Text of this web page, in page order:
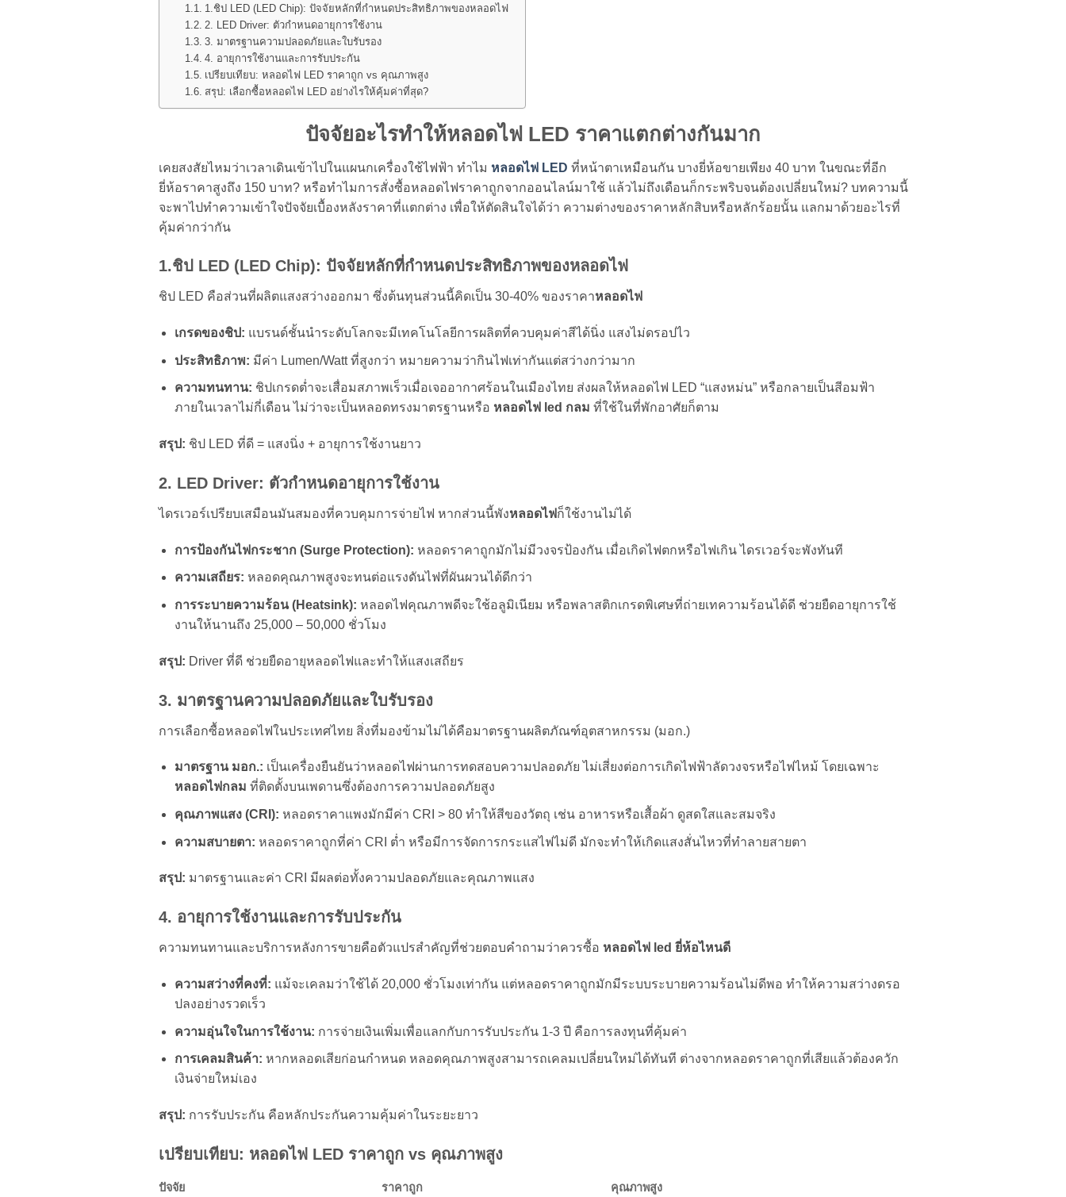
1.ชิป LED (LED Chip): ปัจจัยหลักที่กำหนดประสิทธิภาพของหลอดไฟ
2. LED Driver: ตัวกำหนดอายุการใช้งาน
3. มาตรฐานความปลอดภัยและใบรับรอง
4. อายุการใช้งานและการรับประกัน
เปรียบเทียบ: หลอดไฟ LED ราคาถูก vs คุณภาพสูง
สรุป: เลือกซื้อหลอดไฟ LED อย่างไรให้คุ้มค่าที่สุด?
ปัจจัยอะไรทำให้หลอดไฟ LED ราคาแตกต่างกันมาก
เคยสงสัยไหมว่าเวลาเดินเข้าไปในแผนกเครื่องใช้ไฟฟ้า ทำไม หลอดไฟ LED ที่หน้าตาเหมือนกัน บางยี่ห้อขายเพียง 40 บาท ในขณะที่อีก
ยี่ห้อราคาสูงถึง 150 บาท? หรือทำไมการสั่งซื้อหลอดไฟราคาถูกจากออนไลน์มาใช้ แล้วไม่ถึงเดือนก็กระพริบจนต้องเปลี่ยนใหม่? บทความนี้
จะพาไปทำความเข้าใจปัจจัยเบื้องหลังราคาที่แตกต่าง เพื่อให้ตัดสินใจได้ว่า ความต่างของราคาหลักสิบหรือหลักร้อยนั้น แลกมาด้วยอะไรที่
คุ้มค่ากว่ากัน
1.ชิป LED (LED Chip): ปัจจัยหลักที่กำหนดประสิทธิภาพของหลอดไฟ
ชิป LED คือส่วนที่ผลิตแสงสว่างออกมา ซึ่งต้นทุนส่วนนี้คิดเป็น 30-40% ของราคาหลอดไฟ
เกรดของชิป: แบรนด์ชั้นนำระดับโลกจะมีเทคโนโลยีการผลิตที่ควบคุมค่าสีได้นิ่ง แสงไม่ดรอปไว
ประสิทธิภาพ: มีค่า Lumen/Watt ที่สูงกว่า หมายความว่ากินไฟเท่ากันแต่สว่างกว่ามาก
ความทนทาน: ชิปเกรดต่ำจะเสื่อมสภาพเร็วเมื่อเจออากาศร้อนในเมืองไทย ส่งผลให้หลอดไฟ LED “แสงหม่น” หรือกลายเป็นสีอมฟ้า
ภายในเวลาไม่กี่เดือน ไม่ว่าจะเป็นหลอดทรงมาตรฐานหรือ หลอดไฟ led กลม ที่ใช้ในที่พักอาศัยก็ตาม
สรุป: ชิป LED ที่ดี = แสงนิ่ง + อายุการใช้งานยาว
2. LED Driver: ตัวกำหนดอายุการใช้งาน
ไดรเวอร์เปรียบเสมือนมันสมองที่ควบคุมการจ่ายไฟ หากส่วนนี้พังหลอดไฟก็ใช้งานไม่ได้
การป้องกันไฟกระชาก (Surge Protection): หลอดราคาถูกมักไม่มีวงจรป้องกัน เมื่อเกิดไฟตกหรือไฟเกิน ไดรเวอร์จะพังทันที
ความเสถียร: หลอดคุณภาพสูงจะทนต่อแรงดันไฟที่ผันผวนได้ดีกว่า
การระบายความร้อน (Heatsink): หลอดไฟคุณภาพดีจะใช้อลูมิเนียม หรือพลาสติกเกรดพิเศษที่ถ่ายเทความร้อนได้ดี ช่วยยืดอายุการใช้
งานให้นานถึง 25,000 – 50,000 ชั่วโมง
สรุป: Driver ที่ดี ช่วยยืดอายุหลอดไฟและทำให้แสงเสถียร
3. มาตรฐานความปลอดภัยและใบรับรอง
การเลือกซื้อหลอดไฟในประเทศไทย สิ่งที่มองข้ามไม่ได้คือมาตรฐานผลิตภัณฑ์อุตสาหกรรม (มอก.)
มาตรฐาน มอก.: เป็นเครื่องยืนยันว่าหลอดไฟผ่านการทดสอบความปลอดภัย ไม่เสี่ยงต่อการเกิดไฟฟ้าลัดวงจรหรือไฟไหม้ โดยเฉพาะ
หลอดไฟกลม ที่ติดตั้งบนเพดานซึ่งต้องการความปลอดภัยสูง
คุณภาพแสง (CRI): หลอดราคาแพงมักมีค่า CRI > 80 ทำให้สีของวัตถุ เช่น อาหารหรือเสื้อผ้า ดูสดใสและสมจริง
ความสบายตา: หลอดราคาถูกที่ค่า CRI ต่ำ หรือมีการจัดการกระแสไฟไม่ดี มักจะทำให้เกิดแสงสั่นไหวที่ทำลายสายตา
สรุป: มาตรฐานและค่า CRI มีผลต่อทั้งความปลอดภัยและคุณภาพแสง
4. อายุการใช้งานและการรับประกัน
ความทนทานและบริการหลังการขายคือตัวแปรสำคัญที่ช่วยตอบคำถามว่าควรซื้อ หลอดไฟ led ยี่ห้อไหนดี
ความสว่างที่คงที่: แม้จะเคลมว่าใช้ได้ 20,000 ชั่วโมงเท่ากัน แต่หลอดราคาถูกมักมีระบบระบายความร้อนไม่ดีพอ ทำให้ความสว่างดรอ
ปลงอย่างรวดเร็ว
ความอุ่นใจในการใช้งาน: การจ่ายเงินเพิ่มเพื่อแลกกับการรับประกัน 1-3 ปี คือการลงทุนที่คุ้มค่า
การเคลมสินค้า: หากหลอดเสียก่อนกำหนด หลอดคุณภาพสูงสามารถเคลมเปลี่ยนใหม่ได้ทันที ต่างจากหลอดราคาถูกที่เสียแล้วต้องควัก
เงินจ่ายใหม่เอง
สรุป: การรับประกัน คือหลักประกันความคุ้มค่าในระยะยาว
เปรียบเทียบ: หลอดไฟ LED ราคาถูก vs คุณภาพสูง
ปัจจัย ราคาถูก คุณภาพสูง